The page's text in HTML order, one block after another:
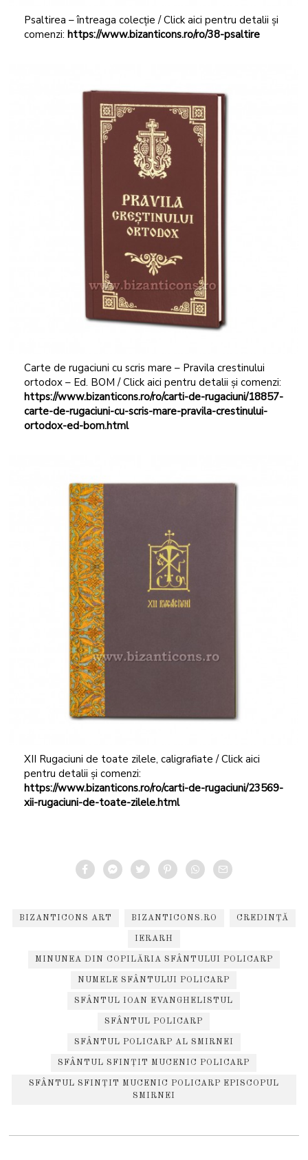
Psaltirea – întreaga colecție / Click aici pentru detalii și
comenzi: https://www.bizanticons.ro/ro/38-psaltire
Carte de rugaciuni cu scris mare – Pravila crestinului
ortodox – Ed. BOM / Click aici pentru detalii și comenzi:
https://www.bizanticons.ro/ro/carti-de-rugaciuni/18857-
carte-de-rugaciuni-cu-scris-mare-pravila-crestinului-
ortodox-ed-bom.html
XII Rugaciuni de toate zilele, caligrafiate / Click aici
pentru detalii și comenzi:
https://www.bizanticons.ro/ro/carti-de-rugaciuni/23569-
xii-rugaciuni-de-toate-zilele.html
BIZANTICONS ART BIZANTICONS.RO CREDINȚĂ
IERARH
MINUNEA DIN COPILĂRIA SFÂNTULUI POLICARP
NUMELE SFÂNTULUI POLICARP
SFÂNTUL IOAN EVANGHELISTUL
SFÂNTUL POLICARP
SFÂNTUL POLICARP AL SMIRNEI
SFÂNTUL SFINȚIT MUCENIC POLICARP
SFÂNTUL SFINȚIT MUCENIC POLICARP EPISCOPUL
SMIRNEI